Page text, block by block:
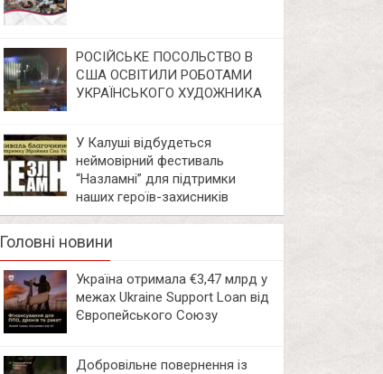
РОСІЙСЬКЕ ПОСОЛЬСТВО В
США ОСВІТИЛИ РОБОТАМИ
УКРАЇНСЬКОГО ХУДОЖНИКА
У Калуші відбудеться
неймовірний фестиваль
“Назламні” для підтримки
наших героїв-захисників
Головні новини
Україна отримала €3,47 млрд у
межах Ukraine Support Loan від
Європейського Союзу
Добровільне повернення із